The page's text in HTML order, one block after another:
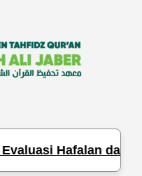
Hafalan dan